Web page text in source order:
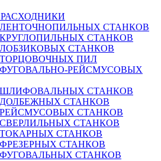
СТАНКОВ
СТАНКОВ
СТАНКОВ
ПИЛ
РЕЙСМУСОВЫХ
ШЛИФОВАЛЬНЫХ СТАНКОВ
СТАНКОВ
СТАНКОВ
СТАНКОВ
СТАНКОВ
СТАНКОВ
СТАНКОВ